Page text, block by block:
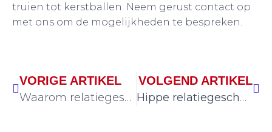
truien tot kerstballen. Neem gerust contact op
met ons om de mogelijkheden te bespreken.
VORIGE ARTIKEL
Waarom relatiegeschenken met logo een goede zet zijn voor jouw bedrijf
VOLGEND ARTIKEL
Hippe relatiegeschenken waar iedereen blij van wordt